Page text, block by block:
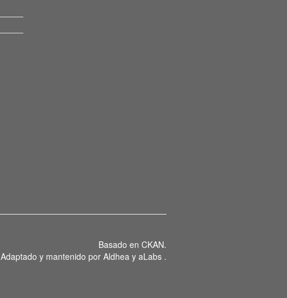
Basado en CKAN.
Adaptado y mantenido por Aldhea y aLabs .